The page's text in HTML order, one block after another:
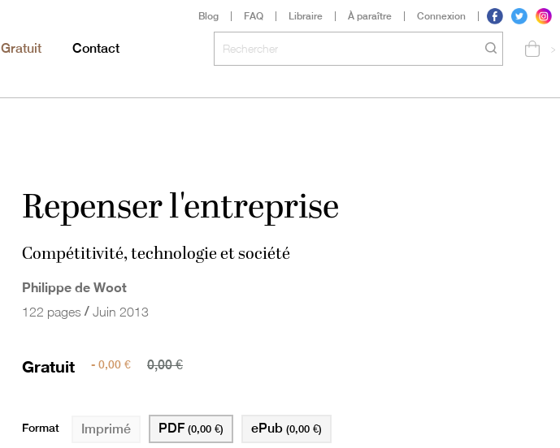
Blog FAQ Libraire À paraître Connexion
Gratuit Contact >
Repenser l'entreprise
Compétitivité, technologie et société
Philippe de Woot
122 pages / Juin 2013
Gratuit - 0,00 € 0,00 €
Format Imprimé ePub (0,00 €)
PDF (0,00 €)